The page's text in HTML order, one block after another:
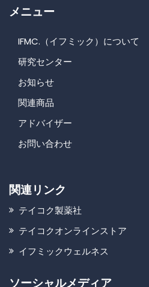
メニュー
IFMC.（イフミック）について
研究センター
お知らせ
関連商品
アドバイザー
お問い合わせ
関連リンク
テイコク製薬社
テイコクオンラインストア
イフミックウェルネス
ソーシャルメディア